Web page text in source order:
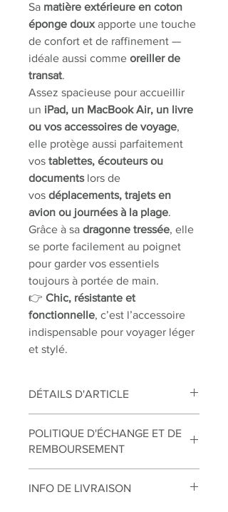
Sa matière extérieure en coton
éponge doux apporte une touche
de confort et de raffinement —
idéale aussi comme oreiller de
transat.
Assez spacieuse pour accueillir
un iPad, un MacBook Air, un livre
ou vos accessoires de voyage,
elle protège aussi parfaitement
vos tablettes, écouteurs ou
documentslors de
vos déplacements, trajets en
avion ou journées à la plage.
Grâce à sa dragonne tressée, elle
se porte facilement au poignet
pour garder vos essentiels
toujours à portée de main.
👉 Chic, résistante et
fonctionnelle, c’est l’accessoire
indispensable pour voyager léger
et stylé.
DÉTAILS D'ARTICLE
ZIP : mauve
TAILLE : H=22cm L=35cm
POLITIQUE D'ÉCHANGE ET DE
REMBOURSEMENT
Vous disposez d’un délai de 14 jours à
INFO DE LIVRAISON